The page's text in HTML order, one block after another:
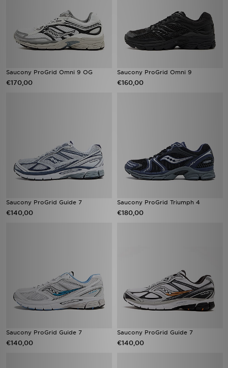
Saucony ProGrid Omni 9 OG
€170,00
Saucony ProGrid Omni 9
€160,00
Saucony ProGrid Guide 7
€140,00
Saucony ProGrid Triumph 4
€180,00
Saucony ProGrid Guide 7
€140,00
Saucony ProGrid Guide 7
€140,00